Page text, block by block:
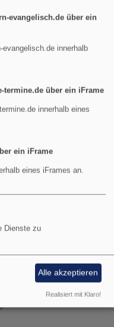
evangelisch.de über ein
innerhalb
termine.de über ein iFrame
innerhalb eines
ein iFrame
eines iFrames an.
Dienste zu
Alle akzeptieren
Realisiert mit Klaro!